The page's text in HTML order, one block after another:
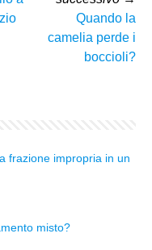
Quando la
camelia perde i
boccioli?
frazione impropria in un
misto?